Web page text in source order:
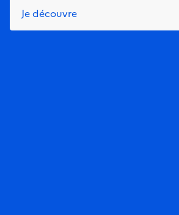
Je découvre